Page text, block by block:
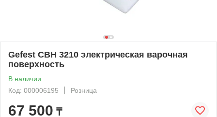
Gefest СВН 3210 электрическая варочная
поверхность
В наличии
Код: 000006195
Розница
67 500 ₸